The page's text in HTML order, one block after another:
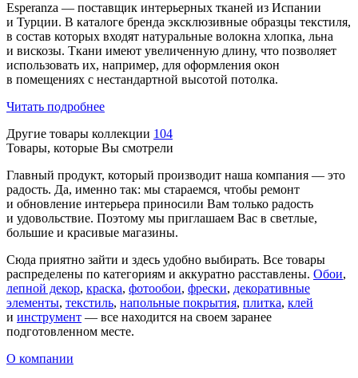
Esperanza — поставщик интерьерных тканей из Испании
и Турции. В каталоге бренда эксклюзивные образцы текстиля,
в состав которых входят натуральные волокна хлопка, льна
и вискозы. Ткани имеют увеличенную длину, что позволяет
использовать их, например, для оформления окон
в помещениях с нестандартной высотой потолка.
Читать подробнее
Другие товары коллекции 104
Товары, которые Вы смотрели
Главный продукт, который производит наша компания — это
радость. Да, именно так: мы стараемся, чтобы ремонт
и обновление интерьера приносили Вам только радость
и удовольствие. Поэтому мы приглашаем Вас в светлые,
большие и красивые магазины.
Сюда приятно зайти и здесь удобно выбирать. Все товары
распределены по категориям и аккуратно расставлены. Обои,
лепной декор, краска, фотообои, фрески, декоративные
элементы, текстиль, напольные покрытия, плитка, клей
и инструмент — все находится на своем заранее
подготовленном месте.
О компании